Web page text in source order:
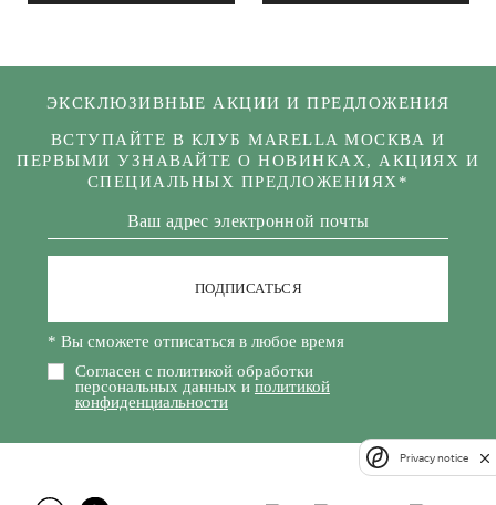
ЭКСКЛЮЗИВНЫЕ АКЦИИ И ПРЕДЛОЖЕНИЯ
ВСТУПАЙТЕ В КЛУБ MARELLA МОСКВА И
ПЕРВЫМИ УЗНАВАЙТЕ О НОВИНКАХ, АКЦИЯХ И
СПЕЦИАЛЬНЫХ ПРЕДЛОЖЕНИЯХ*
ПОДПИСАТЬСЯ
Согласен с политикой обработки
персональных данных и политикой
конфиденциальности
* Вы сможете отписаться в любое время
Privacy notice